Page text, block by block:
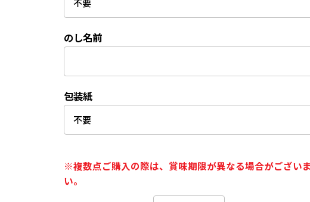
のし名前
包装紙
※複数点ご購入の際は、賞味期限が異なる場合がござい
い。